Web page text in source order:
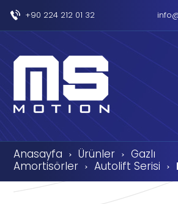
+90 224 212 01 32
Anasayfa › Ürünler › Gazlı
Amortisörler › Autolift Serisi ›